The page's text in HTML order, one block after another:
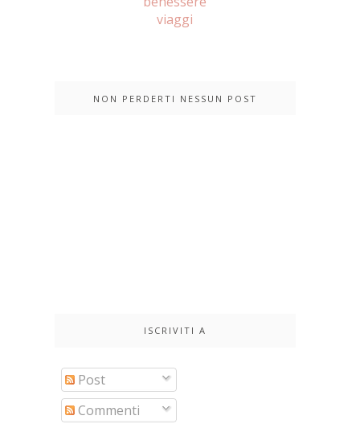
viaggi
NON PERDERTI NESSUN POST
ISCRIVITI A
Post
Commenti